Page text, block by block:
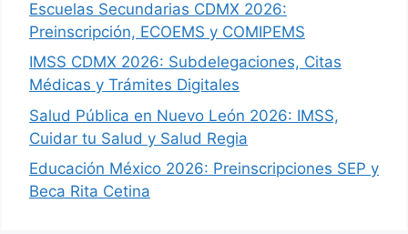
Escuelas Secundarias CDMX 2026:
Preinscripción, ECOEMS y COMIPEMS
IMSS CDMX 2026: Subdelegaciones, Citas
Médicas y Trámites Digitales
Salud Pública en Nuevo León 2026: IMSS,
Cuidar tu Salud y Salud Regia
Educación México 2026: Preinscripciones SEP y
Beca Rita Cetina